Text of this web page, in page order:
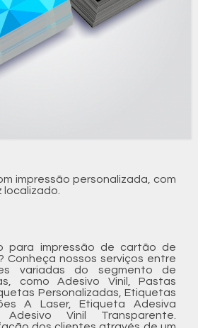
impressão personalizada, com
localizado.
para impressão de cartão de
Conheça nossos serviços entre
variadas do segmento de
como Adesivo Vinil, Pastas
Personalizadas, Etiquetas
A Laser, Etiqueta Adesiva
Vinil Transparente.